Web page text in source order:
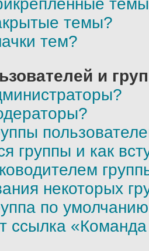
темы?
тем?
и
группы и как
некоторых
по
ссылка